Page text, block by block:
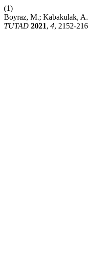
(1)
Boyraz, M.; Kabakulak,
TUTAD 2021, 4, 2152-